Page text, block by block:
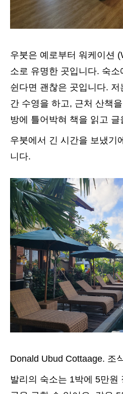
우붓은 예로부터 워케이션
소로 유명한 곳입니다. 숙
쉰다면 괜찮은 곳입니다.
간 수영을 하고, 근처 산책
방에 틀어박혀 책을 읽고 글
우붓에서 긴 시간을 보냈기
니다.
Donald Ubud Cottaage. 조
발리의 숙소는 1박에 5만원